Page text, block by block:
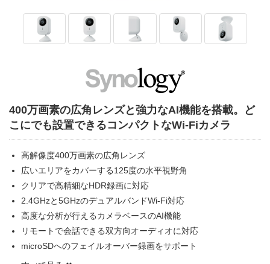
400万画素の広角レンズと強力なAI機能を搭載。ど
こにでも設置できるコンパクトなWi-Fiカメラ
高解像度400万画素の広角レンズ
広いエリアをカバーする125度の水平視野角
クリアで高精細なHDR録画に対応
2.4GHzと5GHzのデュアルバンドWi-Fi対応
高度な分析が行えるカメラベースのAI機能
リモートで会話できる双方向オーディオに対応
microSDへのフェイルオーバー録画をサポート